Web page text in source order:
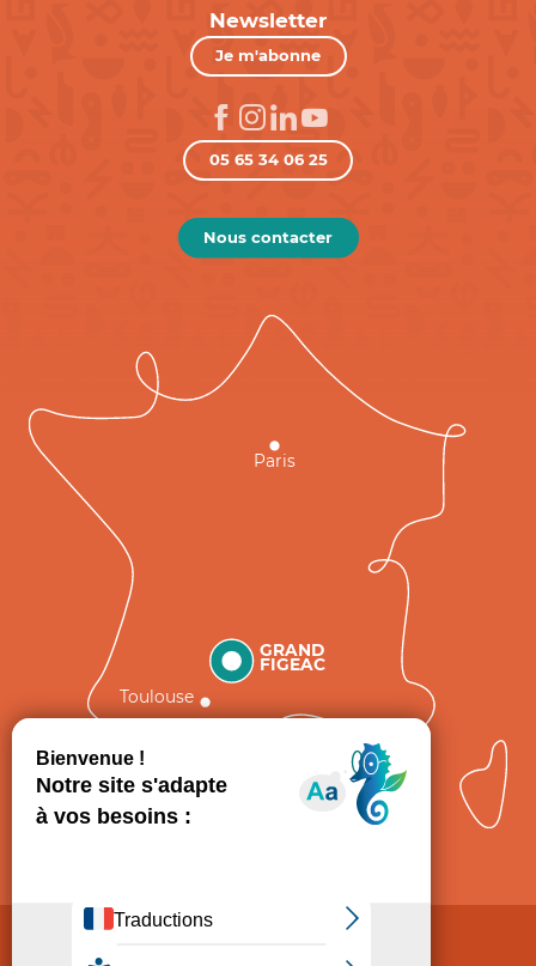
Newsletter
Je m'abonne
05 65 34 06 25
Nous contacter
GRAND
FIGEAC
Toulouse
Paris